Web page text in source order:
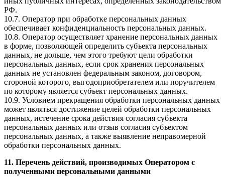
РФ.
10.7. Оператор при обработке персональных данных
обеспечивает конфиденциальность персональных данных.
10.8. Оператор осуществляет хранение персональных данных
в форме, позволяющей определить субъекта персональных
данных, не дольше, чем этого требуют цели обработки
персональных данных, если срок хранения персональных
данных не установлен федеральным законом, договором,
стороной которого, выгодоприобретателем или поручителем
по которому является субъект персональных данных.
10.9. Условием прекращения обработки персональных данных
может являться достижение целей обработки персональных
данных, истечение срока действия согласия субъекта
персональных данных или отзыв согласия субъектом
персональных данных, а также выявление неправомерной
обработки персональных данных.
11. Перечень действий, производимых Оператором с
полученными персональными данными